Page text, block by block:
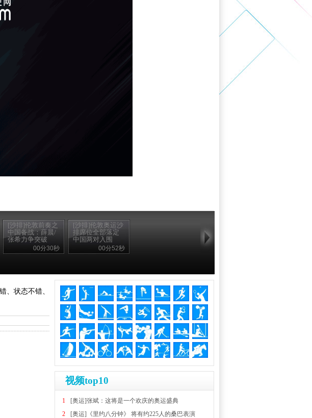
[沙排]伦敦前奏之
中国备战：薛晨/
张希力争突破
00分30秒
[沙排]伦敦奥运沙
排席位全部落定
中国两对入围
00分52秒
、状态不错、
视频top10
1
[奥运]张斌：这将是一个欢庆的奥运盛典
2
[奥运]《里约八分钟》 将有约225人的桑巴表演